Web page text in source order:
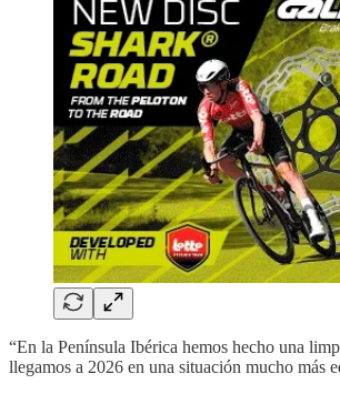
“En la Península Ibérica hemos hecho una
llegamos a 2026 en una situación mucho más